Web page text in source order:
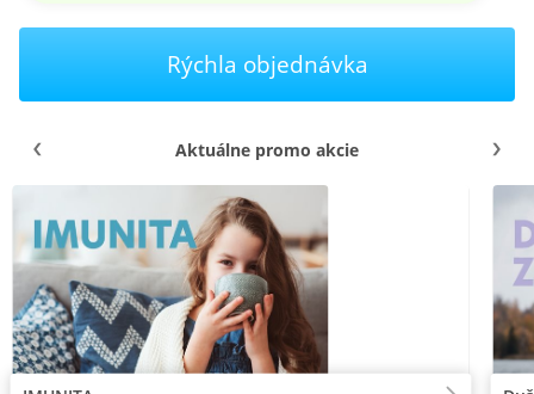
Rýchla objednávka
Aktuálne promo akcie